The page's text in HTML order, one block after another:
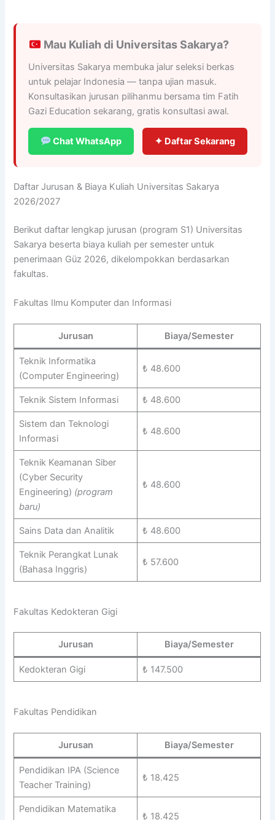
Mau Kuliah di Universitas Sakarya?
Universitas Sakarya membuka jalur seleksi berkas
untuk pelajar Indonesia — tanpa ujian masuk.
Konsultasikan jurusan pilihanmu bersama tim Fatih
Gazi Education sekarang, gratis konsultasi awal.
Chat WhatsApp ✦ Daftar Sekarang
Daftar Jurusan & Biaya Kuliah Universitas Sakarya
2026/2027
Berikut daftar lengkap jurusan (program S1) Universitas
Sakarya beserta biaya kuliah per semester untuk
penerimaan Güz 2026, dikelompokkan berdasarkan
fakultas.
Fakultas Ilmu Komputer dan Informasi
Jurusan Biaya/Semester
Teknik Informatika
(Computer Engineering)
₺ 48.600
Teknik Sistem Informasi ₺ 48.600
Sistem dan Teknologi
Informasi
₺ 48.600
Teknik Keamanan Siber
(Cyber Security
Engineering) (program
baru)
₺ 48.600
Sains Data dan Analitik ₺ 48.600
Teknik Perangkat Lunak
(Bahasa Inggris)
₺ 57.600
Fakultas Kedokteran Gigi
Jurusan Biaya/Semester
Kedokteran Gigi ₺ 147.500
Fakultas Pendidikan
Jurusan Biaya/Semester
Pendidikan IPA (Science
Teacher Training)
₺ 18.425
Pendidikan Matematika
₺ 18.425